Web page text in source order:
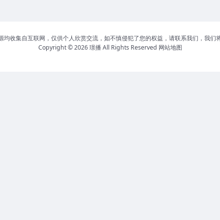
均收集自互联网，仅供个人欣赏交流，如不慎侵犯了您的权益，请联系我们，我们
Copyright © 2026璟播All Rights Reserved 网站地图